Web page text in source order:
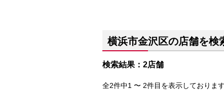
横浜市金沢区の店舗を検
検索結果：2店舗
全2件中1 〜 2件目を表示しておりま